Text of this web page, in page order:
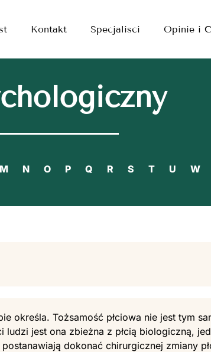
Kontakt Specjalisci Opinie i
M N O P Q R S T U W
określa. Tożsamość płciowa nie jest tym
jest ona zbieżna z płcią biologiczną,
dokonać chirurgicznej zmiany